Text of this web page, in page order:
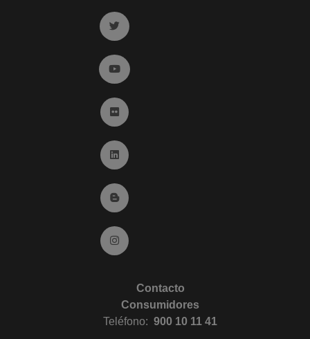
Ir a twitter (abre en ventana nueva)
Ir a YouTube (abre en ventana nueva)
Ir a Flickr (abre en ventana nueva)
Ir a Linkedin (abre en ventana nueva)
Ir al Blog (abre en ventana nueva)
Ir a Instagram (abre en ventana nueva)
Contacto
Consumidores
Teléfono: 900 10 11 41